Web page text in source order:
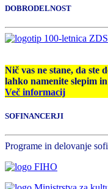
DOBRODELNOST
Nič vas ne stane, da ste
lahko namenite slepim
Več informacij
SOFINANCERJI
Programe in delovanje